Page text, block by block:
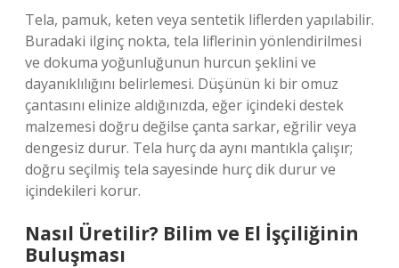
Tela, pamuk, keten veya sentetik liflerden yapılabilir.
Buradaki ilginç nokta, tela liflerinin yönlendirilmesi
ve dokuma yoğunluğunun hurcun şeklini ve
dayanıklılığını belirlemesi. Düşünün ki bir omuz
çantasını elinize aldığınızda, eğer içindeki destek
malzemesi doğru değilse çanta sarkar, eğrilir veya
dengesiz durur. Tela hurç da aynı mantıkla çalışır;
doğru seçilmiş tela sayesinde hurç dik durur ve
içindekileri korur.
Nasıl Üretilir? Bilim ve El İşçiliğinin
Buluşması